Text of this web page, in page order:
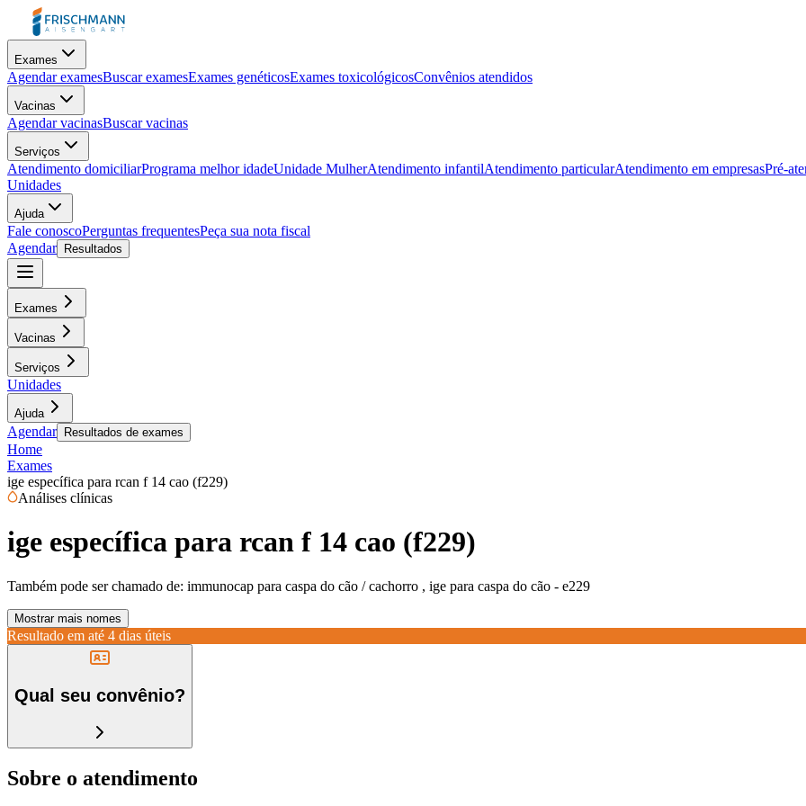
Exames
Agendar examesBuscar examesExames genéticosExames toxicológicosConvênios atendidos
Vacinas
Agendar vacinasBuscar vacinas
Serviços
Atendimento domiciliarPrograma melhor idadeUnidade MulherAtendimento infantilAtendimento particularAtendimento em empresasPré-
Unidades
Ajuda
Fale conoscoPerguntas frequentesPeça sua nota fiscal
Agendar
Resultados
Exames
Vacinas
Serviços
Unidades
Ajuda
Agendar Resultados de exames
Home
Exames
ige específica para rcan f 14 cao (f229)
Análises clínicas
ige específica para rcan f 14 cao (f229)
Também pode ser chamado de: immunocap para caspa do cão / cachorro , ige para caspa do cão - e229
Mostrar mais nomes
Resultado em até 4 dias úteis
Qual seu convênio?
Sobre o atendimento